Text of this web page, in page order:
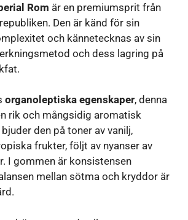
Rom är en premiumsprit från
Den är känd för sin
och kännetecknas av sin
och dess lagring på
organoleptiska egenskaper, denna
rik och mångsidig aromatisk
den på toner av vanilj,
frukter, följt av nyanser av
I gommen är konsistensen
mellan sötma och kryddor är